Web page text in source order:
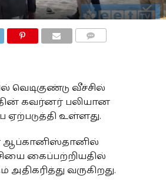
வீச்சில்
கவர்னர் பலியான
உள்ளது.
கைப்பற்றியதில்
அதிகரித்து வருகிறது.